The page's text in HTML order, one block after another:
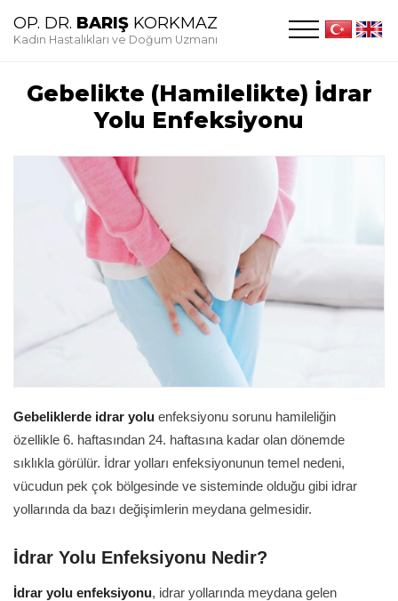
OP. DR. BARIŞ KORKMAZ
Kadın Hastalıkları ve Doğum Uzmanı
Gebelikte (Hamilelikte) İdrar
Yolu Enfeksiyonu
Gebeliklerde idrar yolu enfeksiyonu sorunu hamileliğin
özellikle 6. haftasından 24. haftasına kadar olan dönemde
sıklıkla görülür. İdrar yolları enfeksiyonunun temel nedeni,
vücudun pek çok bölgesinde ve sisteminde olduğu gibi idrar
yollarında da bazı değişimlerin meydana gelmesidir.
İdrar Yolu Enfeksiyonu Nedir?
İdrar yolu enfeksiyonu, idrar yollarında meydana gelen